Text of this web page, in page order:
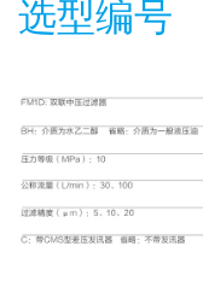
选型编号